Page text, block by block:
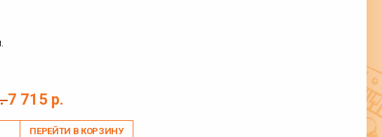
7 715 р.
ПЕРЕЙТИ В КОРЗИНУ